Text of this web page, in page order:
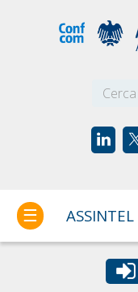
☰ ASSINTEL